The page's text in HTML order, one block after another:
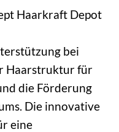
Haarkraft Depot
bei
Haarstruktur für
die Förderung
Die innovative
eine